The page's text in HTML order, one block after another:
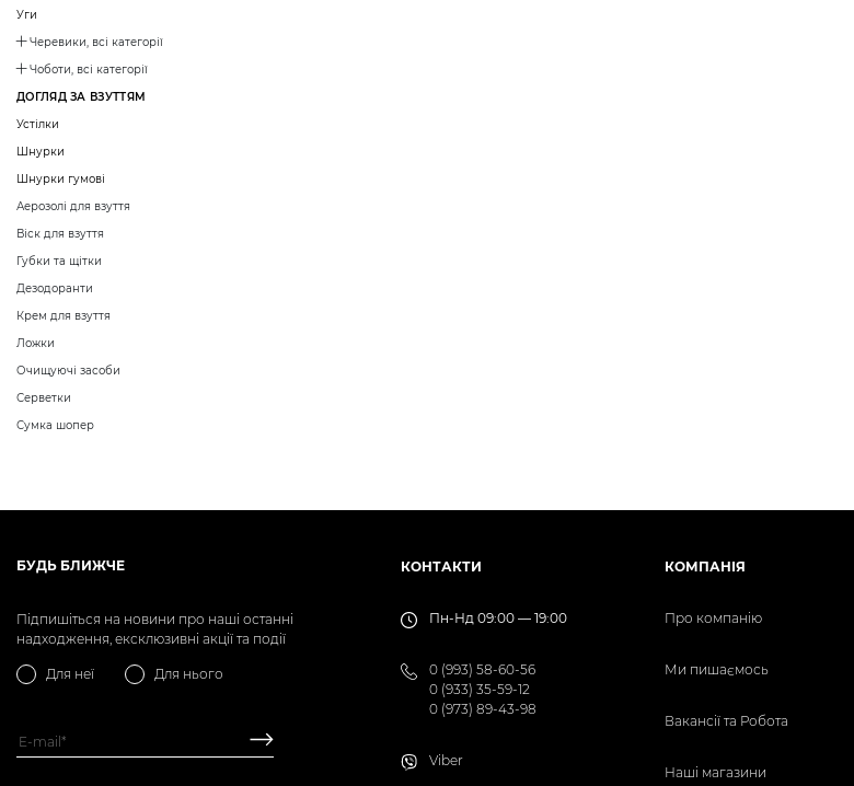
Уги
Черевики, всі категорії
Чоботи, всі категорії
ДОГЛЯД ЗА ВЗУТТЯМ
Устілки
Шнурки
Шнурки гумові
Аерозолі для взуття
Віск для взуття
Губки та щітки
Дезодоранти
Крем для взуття
Ложки
Очищуючі засоби
Серветки
Сумка шопер
БУДЬ БЛИЖЧЕ
Підпишіться на новини про наші останні
надходження, ексклюзивні акції та події
Для неї Для нього
КОНТАКТИ
Пн-Нд 09:00 — 19:00
0 (993) 58-60-56
0 (933) 35-59-12
0 (973) 89-43-98
Viber
КОМПАНІЯ
Про компанію
Ми пишаємось
Вакансії та Робота
Наші магазини